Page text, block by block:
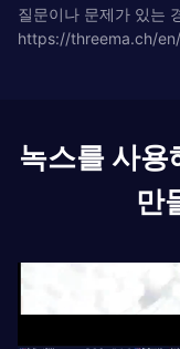
질문이나 문제가 있는
https://threema.ch/
녹스를 사용
만